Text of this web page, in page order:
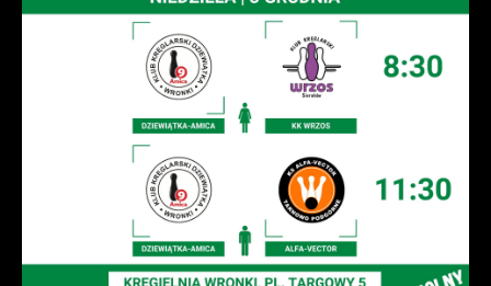
gwarantuje dostępność wszystkich
funkcjonalności.
podstawie analizy Twoich upodobań oraz
Twoich zwyczajów dotyczących
przeglądanej witryny internetowej. Treści
promocyjne mogą pojawić się na stronach
podmiotów trzecich lub firm będących
naszymi partnerami oraz innych
dostawców usług. Firmy te działają w
charakterze pośredników prezentujących
nasze treści w postaci wiadomości, ofert,